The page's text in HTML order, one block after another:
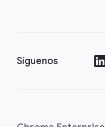
Síguenos